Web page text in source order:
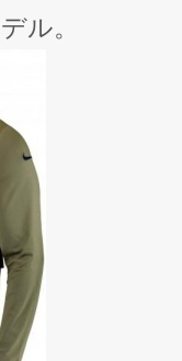
ル。